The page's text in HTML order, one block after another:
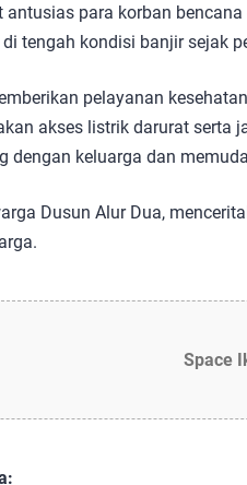
antusias para korban
di tengah kondisi banjir sejak
pelayanan
akses listrik darurat serta
dengan keluarga dan
Dusun Alur Dua,
Space